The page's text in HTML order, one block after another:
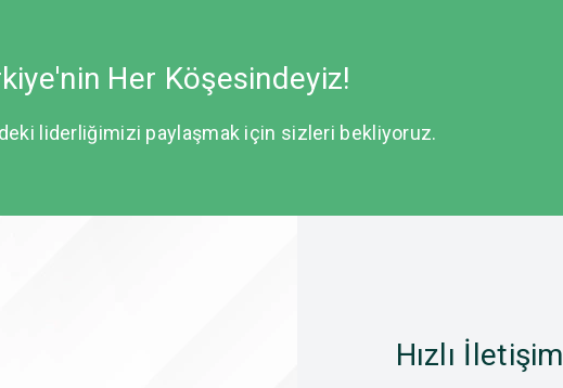
Her Köşesindeyiz!
liderliğimizi paylaşmak için sizleri bekliyoruz.
Hızlı İletişim